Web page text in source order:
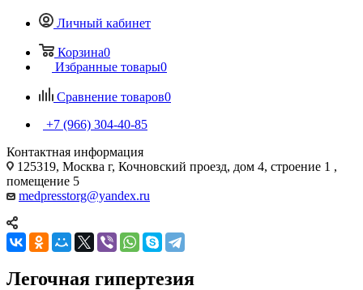
Личный кабинет
Корзина0
Избранные товары0
Сравнение товаров0
+7 (966) 304-40-85
Контактная информация
125319, Москва г, Кочновский проезд, дом 4, строение 1 ,
помещение 5
medpresstorg@yandex.ru
Легочная гипертезия